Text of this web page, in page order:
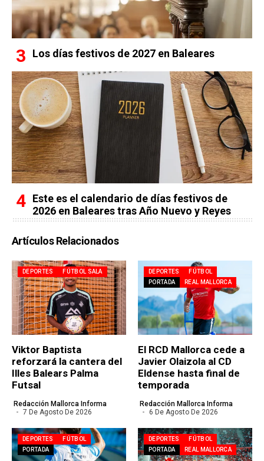
Los días festivos de 2027 en Baleares
Este es el calendario de días festivos de
2026 en Baleares tras Año Nuevo y Reyes
Artículos Relacionados
DEPORTES FÚTBOL SALA
Viktor Baptista
reforzará la cantera del
Illes Balears Palma
Futsal
Redacción Mallorca Informa
7 De Agosto De 2026
DEPORTES
FÚTBOL
PORTADA
REAL MALLORCA
El RCD Mallorca cede a
Javier Olaizola al CD
Eldense hasta final de
temporada
Redacción Mallorca Informa
6 De Agosto De 2026
DEPORTES
FÚTBOL
PORTADA
DEPORTES
FÚTBOL
PORTADA
REAL MALLORCA